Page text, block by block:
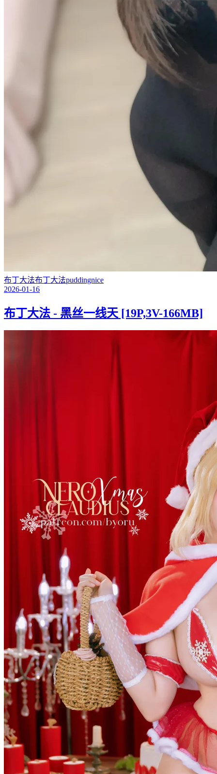
布丁大法布丁大法puddingnice
2026-01-16
布丁大法 - 黑丝一线天 [19P,3V-166MB]